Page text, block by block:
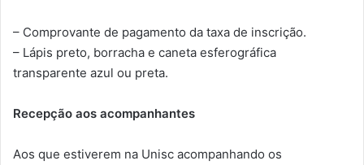
– Comprovante de pagamento da taxa de inscrição.
– Lápis preto, borracha e caneta esferográfica
transparente azul ou preta.
Recepção aos acompanhantes
Aos que estiverem na Unisc acompanhando os